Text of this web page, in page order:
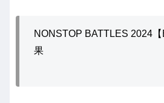
NONSTOP BATTLES 2024
果